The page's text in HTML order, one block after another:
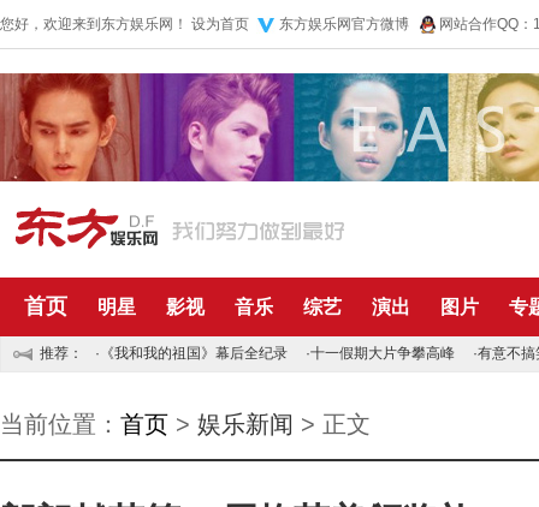
您好，欢迎来到东方娱乐网！ 设为首页 东方娱乐网官方微博 网站合作QQ
首页 明星 影视 音乐 综艺 演出 图片 专
推荐： · 《我和我的祖国》幕后全纪录 ·十一假期大片争攀高峰 ·有意不搞
当前位置： 首页 > 娱乐新闻 > 正文